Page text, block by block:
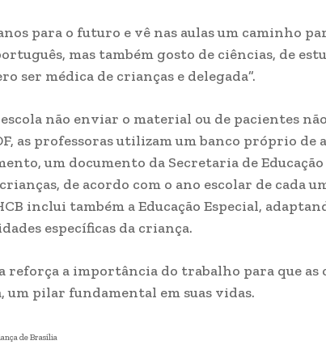
para o futuro e vê nas aulas um caminho
mas também gosto de ciências, de
ser médica de crianças e delegada”.
escola não enviar o material ou de pacientes
as professoras utilizam um banco próprio de
um documento da Secretaria de
de acordo com o ano escolar de cada
inclui também a Educação Especial,
específicas da criança.
reforça a importância do trabalho para que as
um pilar fundamental em suas vidas.
de Brasília